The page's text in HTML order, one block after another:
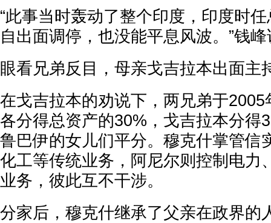
“此事当时轰动了整个印度，印度时
自出面调停，也没能平息风波。”钱
眼看兄弟反目，母亲戈吉拉本出面主
在戈吉拉本的劝说下，两兄弟于
各分得总资产的30%，戈吉拉本分得
鲁巴伊的女儿们平分。穆克什掌管信
化工等传统业务，阿尼尔则控制电力
业务，彼此互不干涉。
分家后，穆克什继承了父亲在政界的